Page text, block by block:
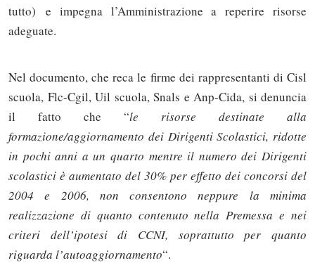
tutto) e impegna l’Amministrazione a reperire risorse
adeguate.
Nel documento, che reca le firme dei rappresentanti di Cisl
scuola, Flc-Cgil, Uil scuola, Snals e Anp-Cida, si denuncia
il fatto che “le risorse destinate alla
formazione/aggiornamento dei Dirigenti Scolastici, ridotte
in pochi anni a un quarto mentre il numero dei Dirigenti
scolastici è aumentato del 30% per effetto dei concorsi del
2004 e 2006, non consentono neppure la minima
realizzazione di quanto contenuto nella Premessa e nei
criteri dell’ipotesi di CCNI, soprattutto per quanto
riguarda l’autoaggiornamento“.